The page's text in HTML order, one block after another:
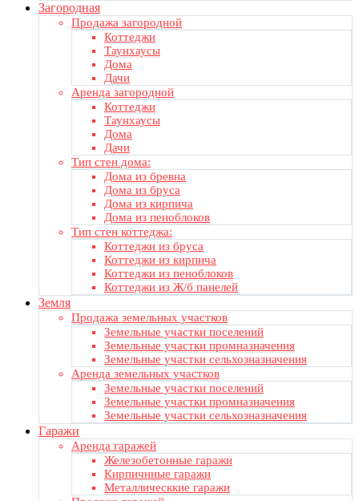
Загородная
Продажа загородной
Коттеджи
Таунхаусы
Дома
Дачи
Аренда загородной
Коттеджи
Таунхаусы
Дома
Дачи
Тип стен дома:
Дома из бревна
Дома из бруса
Дома из кирпича
Дома из пеноблоков
Тип стен коттеджа:
Коттеджи из бруса
Коттеджи из кирпича
Коттеджи из пеноблоков
Коттеджи из Ж/б панелей
Земля
Продажа земельных участков
Земельные участки поселений
Земельные участки промназначения
Земельные участки сельхозназначения
Аренда земельных участков
Земельные участки поселений
Земельные участки промназначения
Земельные участки сельхозназначения
Гаражи
Аренда гаражей
Железобетонные гаражи
Кирпичнные гаражи
Металлическкие гаражи